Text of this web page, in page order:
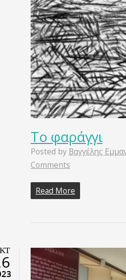
Το φαράγγι
Posted by Βαγγέλης
Comments
Read More